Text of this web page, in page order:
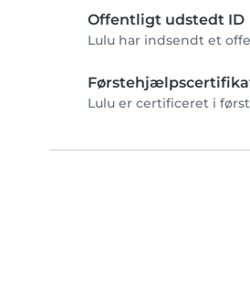
Offentligt udstedt ID
Lulu har indsendt et
Lulu er certificeret i